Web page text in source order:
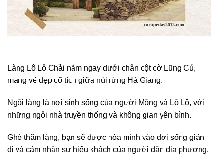
Làng Lô Lô Chải nằm ngay dưới chân cột cờ Lũng Cú,
mang vẻ đẹp cổ tích giữa núi rừng Hà Giang.
Ngôi làng là nơi sinh sống của người Mông và Lô Lô, với
những ngôi nhà truyền thống và không gian yên bình.
Ghé thăm làng, bạn sẽ được hòa mình vào đời sống giản
dị và cảm nhận sự hiếu khách của người dân địa phương.